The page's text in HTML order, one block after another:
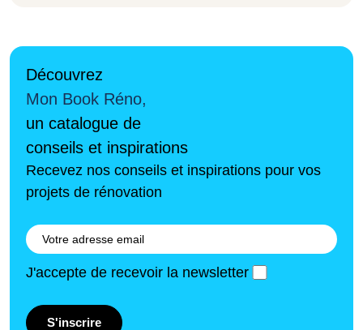
Découvrez
Mon Book Réno,
un catalogue de
conseils et inspirations
Recevez nos conseils et inspirations pour vos
projets de rénovation
J'accepte de recevoir la newsletter
S'inscrire